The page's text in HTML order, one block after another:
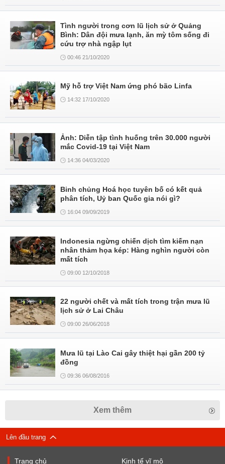
Tình người trong cơn lũ lịch sử ở Quảng
Bình: Dân đội mưa lạnh, ăn mỳ tôm sống đi
cứu trợ nhà ngập lụt
00:46 21/10/2020
Mỹ hỗ trợ Việt Nam ứng phó bão Linfa
14:32 17/10/2020
Ảnh: Diễn tập tình huống trên 30.000 người
mắc Covid-19 tại Việt Nam
14:36 04/03/2020
Binh chủng Hoá học tuyên bố có kết quả
phân tích, Uỷ ban Quốc gia nói gì?
16:04 09/09/2019
Indonesia ngừng chiến dịch tìm kiếm nạn
nhân thảm họa kép: Hàng nghìn người còn
mất tích
09:00 12/10/2018
22 người chết và mất tích trong trận mưa lũ
lịch sử ở Lai Châu
09:00 26/06/2018
Mưa lũ tại Lào Cai gây thiệt hại gần 200 tỷ
đồng
09:36 06/08/2016
Xem thêm
Lên đầu trang
Trang chủ Kinh tế vĩ mô